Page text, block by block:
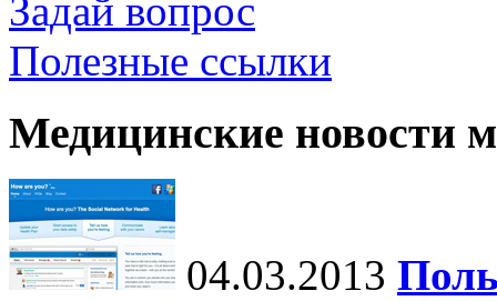
Задай вопрос
Полезные ссылки
Медицинские новости
04.03.2013